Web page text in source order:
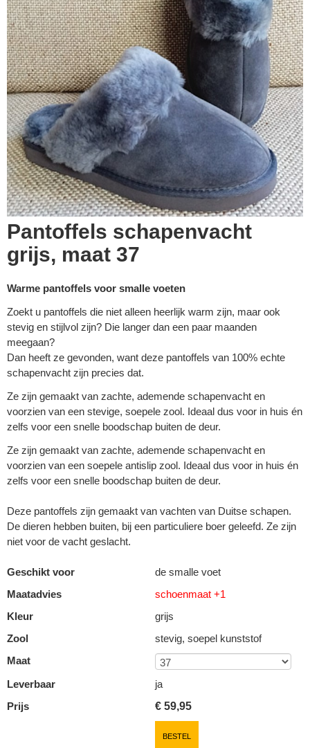
Pantoffels schapenvacht
grijs, maat 37
Warme pantoffels voor smalle voeten
Zoekt u pantoffels die niet alleen heerlijk warm zijn, maar ook
stevig en stijlvol zijn? Die langer dan een paar maanden
meegaan?
Dan heeft ze gevonden, want deze pantoffels van 100% echte
schapenvacht zijn precies dat.
Ze zijn gemaakt van zachte, ademende schapenvacht en
voorzien van een stevige, soepele zool. Ideaal dus voor in huis én
zelfs voor een snelle boodschap buiten de deur.
Ze zijn gemaakt van zachte, ademende schapenvacht en
voorzien van een soepele antislip zool. Ideaal dus voor in huis én
zelfs voor een snelle boodschap buiten de deur.
Deze pantoffels zijn gemaakt van vachten van Duitse schapen.
De dieren hebben buiten, bij een particuliere boer geleefd. Ze zijn
niet voor de vacht geslacht.
Geschikt voor
de smalle voet
Maatadvies
schoenmaat +1
Kleur
grijs
Zool
stevig, soepel kunststof
Maat
Leverbaar
ja
Prijs
€ 59,95
BESTEL